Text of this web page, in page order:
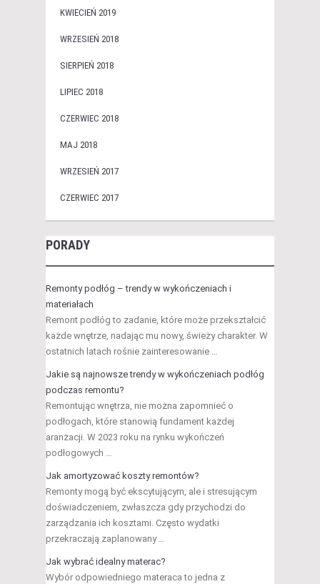
KWIECIEŃ 2019
WRZESIEŃ 2018
SIERPIEŃ 2018
LIPIEC 2018
CZERWIEC 2018
MAJ 2018
WRZESIEŃ 2017
CZERWIEC 2017
PORADY
Remonty podłóg – trendy w wykończeniach i
materiałach
Remont podłóg to zadanie, które może przekształcić
każde wnętrze, nadając mu nowy, świeży charakter. W
ostatnich latach rośnie zainteresowanie …
Jakie są najnowsze trendy w wykończeniach podłóg
podczas remontu?
Remontując wnętrza, nie można zapomnieć o
podłogach, które stanowią fundament każdej
aranżacji. W 2023 roku na rynku wykończeń
podłogowych …
Jak amortyzować koszty remontów?
Remonty mogą być ekscytującym, ale i stresującym
doświadczeniem, zwłaszcza gdy przychodzi do
zarządzania ich kosztami. Często wydatki
przekraczają zaplanowany …
Jak wybrać idealny materac?
Wybór odpowiedniego materaca to jedna z